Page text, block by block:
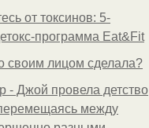
от токсинов: 5-
программа Eat&Fit
своим лицом сделала?
- Джой провела детство
между